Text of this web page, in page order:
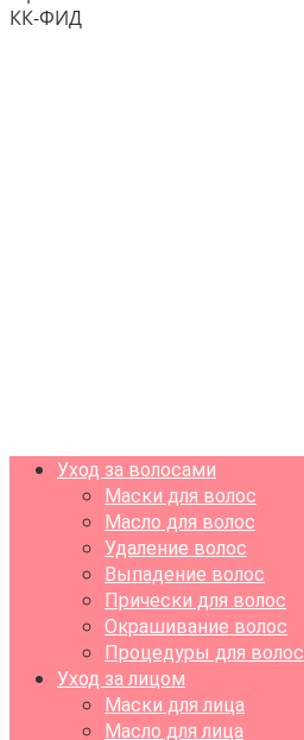
КК-ФИД
Уход за волосами
Маски для волос
Масло для волос
Удаление волос
Выпадение волос
Прически для волос
Окрашивание волос
Процедуры для волос
Уход за лицом
Маски для лица
Масло для лица